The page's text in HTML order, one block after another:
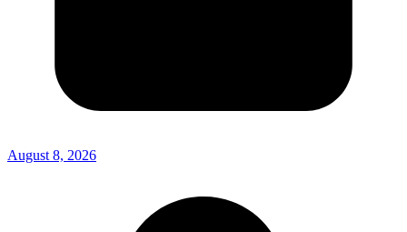
August 8, 2026